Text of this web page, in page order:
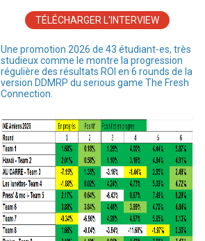
TÉLÉCHARGER L'INTERVIEW
Une promotion 2026 de 43 étudiant-es, très
studieux comme le montre la progression
régulière des résultats ROI en 6 rounds de la
version DDMRP du serious game The Fresh
Connection.